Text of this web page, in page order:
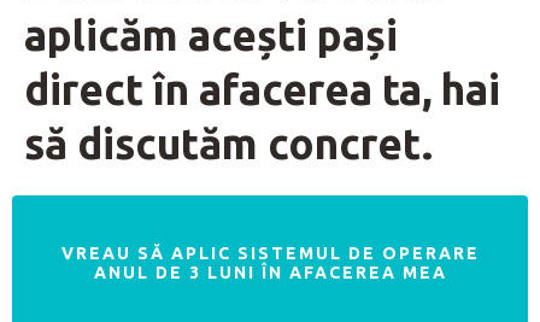
aplicăm acești pași
direct în afacerea ta, hai
să discutăm concret.
VREAU SĂ APLIC SISTEMUL DE OPERARE
ANUL DE 3 LUNI ÎN AFACEREA MEA